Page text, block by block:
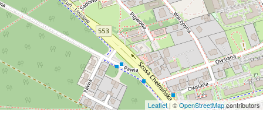
Leaflet| ©OpenStreetMapcontributors